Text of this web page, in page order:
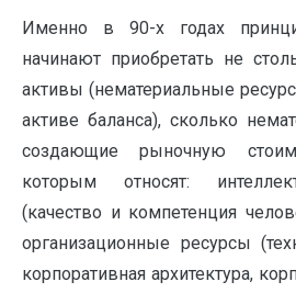
Именно в 90-х годах
начинают приобретать не
активы (нематериальные
активе баланса), сколько
создающие рыночную
которым относят:
(качество и компетенция
организационные ресурсы
корпоративная архитектура,